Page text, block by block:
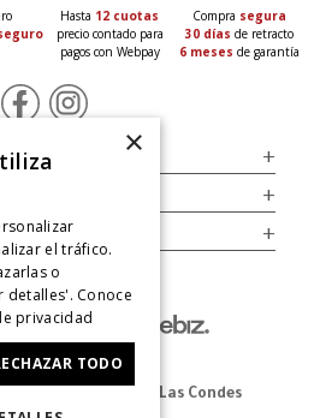
Hasta 12 cuotas
precio contado para
pagos con Webpay
Compra segura
30 días de retracto
6 meses de garantía
+
+
+
Las Condes #11281 - Las Condes
×
el tráfico.
o
detalles'. Conoce
privacidad
TODO